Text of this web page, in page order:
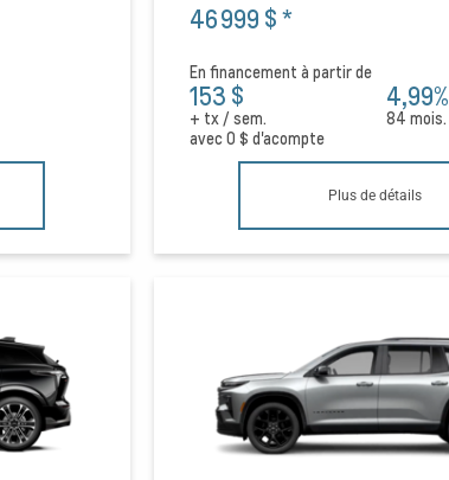
46 999 $*
En financement à partir de
153 $
+ tx / sem.
4,99%
84 mois.
avec 0 $ d'acompte
Plus de détails